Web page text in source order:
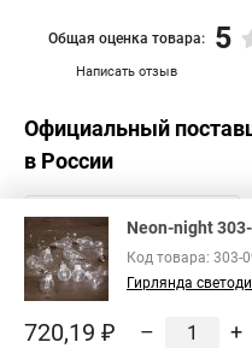
Написать отзыв
Общая оценка товара: 5
Официальный
в России
Neon-night
Код товара: 303-
Гирлянда
720,19 ₽ – +